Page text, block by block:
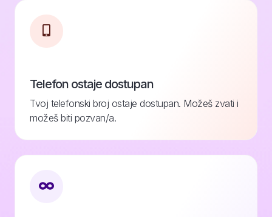
Telefon ostaje dostupan
Tvoj telefonski broj ostaje dostupan. Možeš zvati i
možeš biti pozvan/a.